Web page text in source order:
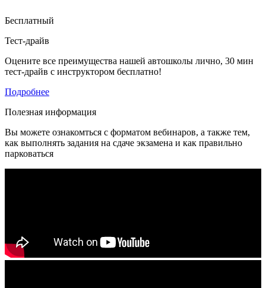
Бесплатный
Тест-драйв
Оцените все преимущества нашей автошколы лично, 30 мин
тест-драйв с инструктором бесплатно!
Подробнее
Полезная информация
Вы можете ознакомться с форматом вебинаров, а также тем,
как выполнять задания на сдаче экзамена и как правильно
парковаться